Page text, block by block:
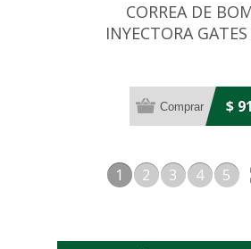
CORREA DE
INYECTORA
$
1 2 3 4 5